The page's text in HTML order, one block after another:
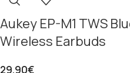
Aukey EP-M1 TWS
Wireless Earbuds
29.90€